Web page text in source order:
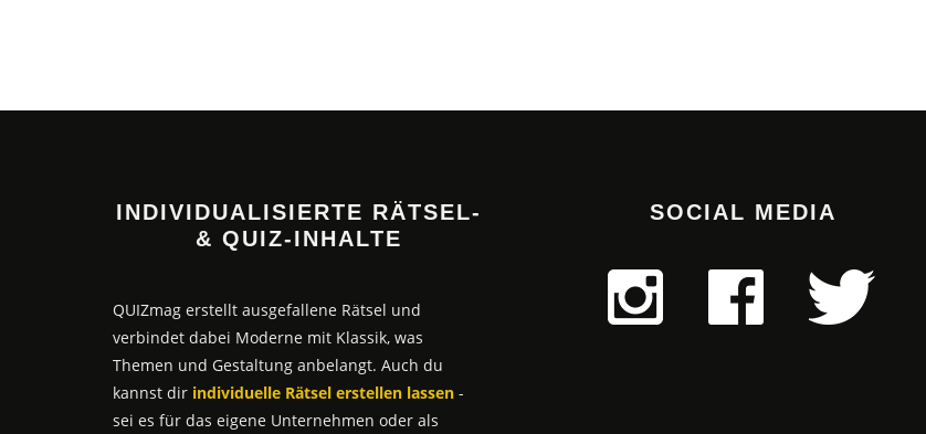
INDIVIDUALISIERTE RÄTSEL-
& QUIZ-INHALTE
QUIZmag erstellt ausgefallene Rätsel und
verbindet dabei Moderne mit Klassik, was
Themen und Gestaltung anbelangt. Auch du
kannst dir individuelle Rätsel erstellen lassen -
sei es für das eigene Unternehmen oder als
SOCIAL MEDIA